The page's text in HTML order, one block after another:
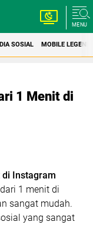
MENU
SOSIAL MOBILE
1 Menit di
di Instagram
1 menit di
sangat mudah.
yang sangat